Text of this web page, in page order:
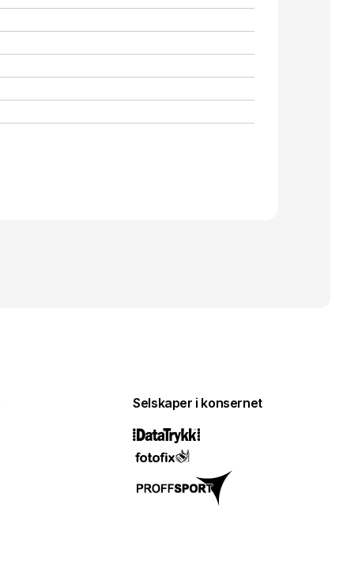
Selskaper i konsernet